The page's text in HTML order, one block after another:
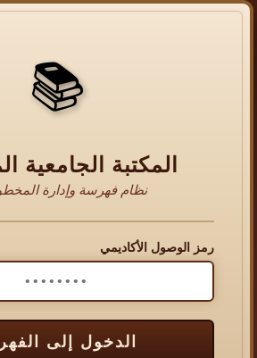
📚
المكتبة الجامعية
نظام فهرسة وإدارة
رمز الوصول الأكاديمي
الدخول إلى